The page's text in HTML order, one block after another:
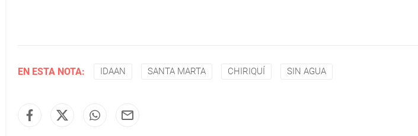
EN ESTA NOTA: IDAAN SANTA MARTA CHIRIQUÍ SIN AGUA